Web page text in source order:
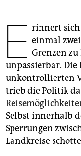
genossenschaft
epaper login
E rinnert sich
einmal
Grenzen
unpassierbar. Die
unkontrollierten
trieb die Politik
Selbst innerhalb
Sperrungen
Landkreise